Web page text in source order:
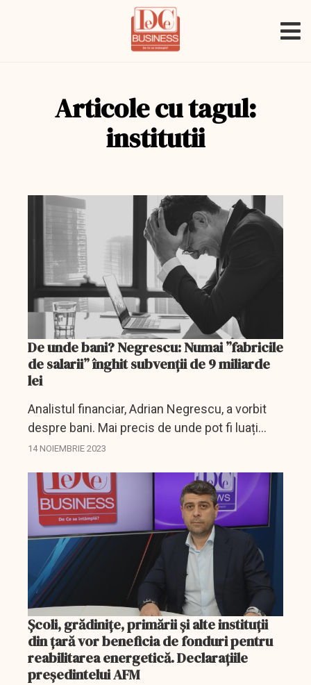
Articole cu tagul:
institutii
De unde bani? Negrescu: Numai ”fabricile
de salarii” înghit subvenții de 9 miliarde
lei
Analistul financiar, Adrian Negrescu, a vorbit
despre bani. Mai precis de unde pot fi luați
bani pentru majorările de pensii, de unde pot fi
14 NOIEMBRIE 2023
Școli, grădinițe, primării și alte instituții
din țară vor beneficia de fonduri pentru
reabilitarea energetică. Declarațiile
președintelui AFM